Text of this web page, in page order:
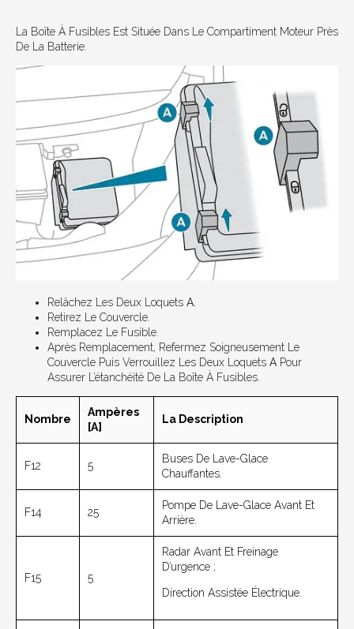
La Boîte À Fusibles Est Située Dans Le Compartiment Moteur Près
De La Batterie.
Relâchez Les Deux Loquets A.
Retirez Le Couvercle.
Remplacez Le Fusible.
Après Remplacement, Refermez Soigneusement Le
Couvercle Puis Verrouillez Les Deux Loquets A Pour
Assurer L’étanchéité De La Boîte À Fusibles.
Nombre
Ampères
[A]
La Description
F12 5
Buses De Lave-Glace
Chauffantes.
F14 25
Pompe De Lave-Glace Avant Et
Arrière.
F15 5
Radar Avant Et Freinage
D’urgence ;
Direction Assistée Électrique.